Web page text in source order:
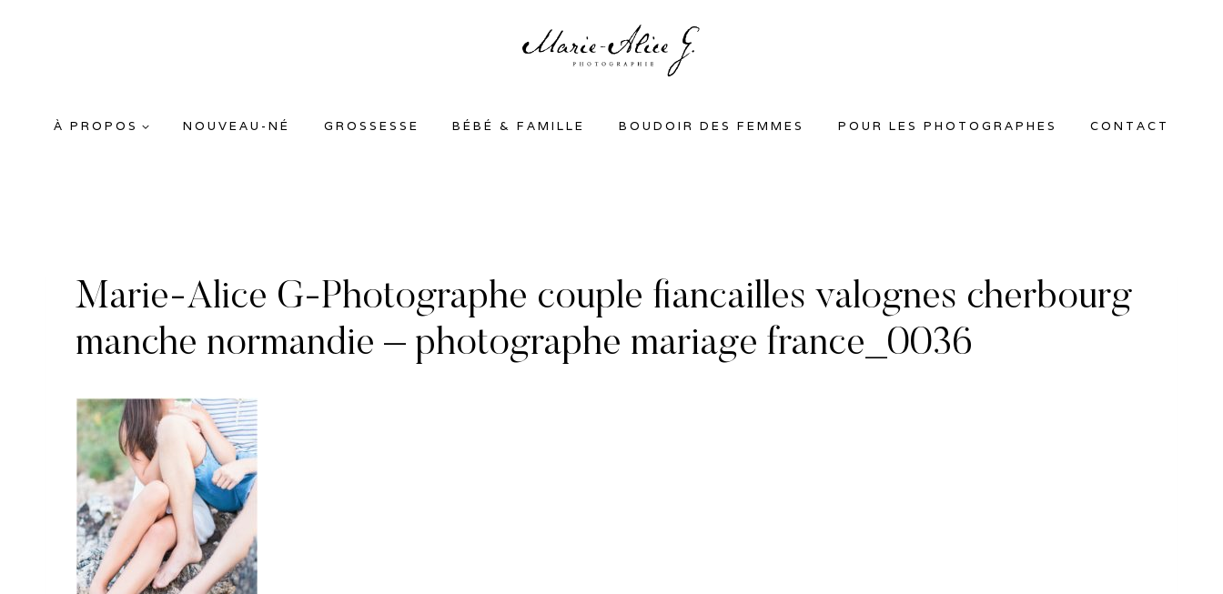
À PROPOS NOUVEAU-NÉ GROSSESSE BÉBÉ & FAMILLE BOUDOIR DES FEMMES POUR LES PHOTOGRAPHES CONTACT
Marie-Alice G-Photographe couple fiancailles valognes cherbourg
manche normandie – photographe mariage france_0036